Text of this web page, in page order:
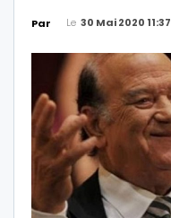
Par Le 30 Mai 2020 11:37